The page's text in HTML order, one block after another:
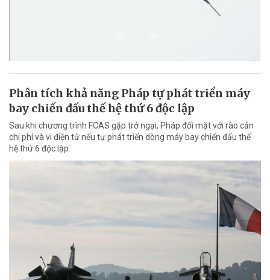
Phân tích khả năng Pháp tự phát triển máy
bay chiến đấu thế hệ thứ 6 độc lập
Sau khi chương trình FCAS gặp trở ngại, Pháp đối mặt với rào cản
chi phí và vi điện tử nếu tự phát triển dòng máy bay chiến đấu thế
hệ thứ 6 độc lập.